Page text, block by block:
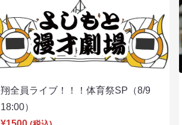
翔全員ライブ！！！体育祭SP（8/9
18:00）